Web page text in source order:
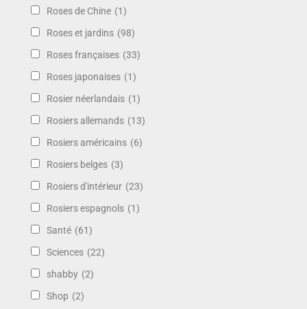
Roses de Chine (1)
Roses et jardins (98)
Roses françaises (33)
Roses japonaises (1)
Rosier néerlandais (1)
Rosiers allemands (13)
Rosiers américains (6)
Rosiers belges (3)
Rosiers d'intérieur (23)
Rosiers espagnols (1)
Santé (61)
Sciences (22)
shabby (2)
Shop (2)